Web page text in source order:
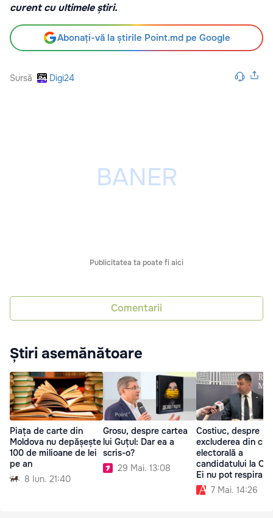
curent cu ultimele știri.
Abonați-vă la știrile Point.md pe Google
Sursă Digi24
Publicitatea ta poate fi aici
Comentarii
Știri asemănătoare
Piața de carte din
Moldova nu depășește
100 de milioane de lei
pe an
8 Iun. 21:40
Grosu, despre cartea
lui Guțul: Dar ea a
scris-o?
29 Mai. 13:08
Costiuc, despre
excluderea din
electorală a
candidatului la
Ei nu pot respira
Șor 7 Mai. 14:26